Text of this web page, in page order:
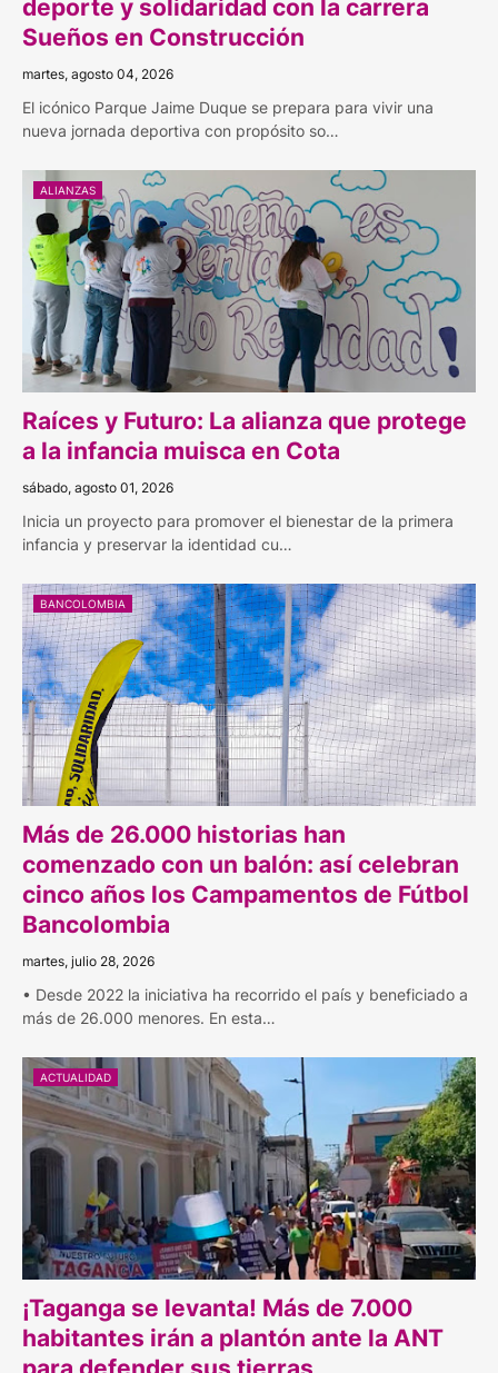
deporte y solidaridad con la carrera
Sueños en Construcción
martes, agosto 04, 2026
El icónico Parque Jaime Duque se prepara para vivir una
nueva jornada deportiva con propósito so…
ALIANZAS
Raíces y Futuro: La alianza que protege
a la infancia muisca en Cota
sábado, agosto 01, 2026
Inicia un proyecto para promover el bienestar de la primera
infancia y preservar la identidad cu…
BANCOLOMBIA
Más de 26.000 historias han
comenzado con un balón: así celebran
cinco años los Campamentos de Fútbol
Bancolombia
martes, julio 28, 2026
• Desde 2022 la iniciativa ha recorrido el país y beneficiado a
más de 26.000 menores. En esta…
ACTUALIDAD
¡Taganga se levanta! Más de 7.000
habitantes irán a plantón ante la ANT